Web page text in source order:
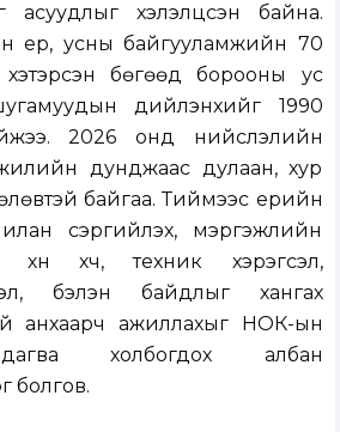
асуудлыг хэлэлцсэн байна.
үер, усны байгууламжийн 70
бөгөөд борооны ус
дийлэнхийг 1990
2026 онд нийслэлийн
дунджаас дулаан, хур
байгаа. Тиймээс үерийн
сэргийлэх, мэргэжлийн
хүн хүч, техник хэрэгсэл,
бэлэн байдлыг хангах
анхаарч ажиллахыг НОК-ын
холбогдох албан
болгов.